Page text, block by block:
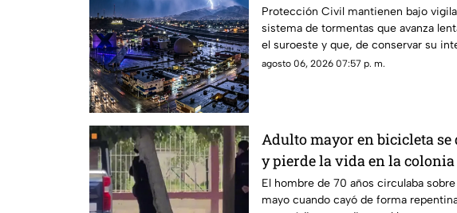
Juárez y El Paso: piden
precauciones
Protección Civil mantienen bajo
sistema de tormentas que avanza
el suroeste y que, de conservar su
trayectoria, podría ingresar a Ciudad
agosto 06, 2026 07:57 p. m.
Adulto mayor en bicicleta se
y pierde la vida en la
Cabañas
El hombre de 70 años circulaba sobre
mayo cuando cayó de forma